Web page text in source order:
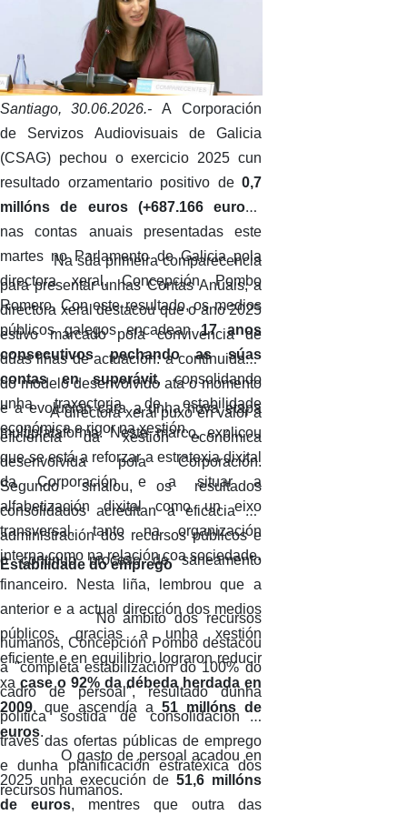
Santiago, 30.06.2026.- A Corporación
de Servizos Audiovisuais de Galicia
(CSAG) pechou o exercicio 2025 cun
resultado orzamentario positivo de 0,7
millóns de euros (+687.166 euros)
nas contas anuais presentadas este
martes no Parlamento de Galicia pola
directora xeral, Concepción Pombo
Romero. Con este resultado, os medios
públicos galegos encadean17 anos
consecutivos pechando as súas
contas en superávit, consolidando
unha traxectoria de estabilidade
económica e rigor na xestión.
Na súa primeira comparecencia
para presentar unhas Contas Anuais, a
directora xeral destacou que o ano 2025
estivo marcado pola convivencia de
dúas liñas de actuación: a continuidade
do modelo desenvolvido ata o momento
e a evolución cara a unha nova etapa
multiplataforma. Neste marco, explicou
que se está a reforzar a estratexiadixital
da Corporación e a situar a
alfabetización dixital como un eixo
transversal, tanto na organización
interna como na relación coa sociedade.
A directora xeral puxo en valor a
eficiencia da xestión económica
desenvolvida pola Corporación.
Segundo sinalou, os resultados
consolidados acreditan a eficacia da
administración dos recursos públicos e
o continuo proceso de saneamento
financeiro. Nesta liña, lembrou que a
anterior e a actual dirección dos medios
públicos, gracias a unha xestión
eficiente e en equilibrio, lograron reducir
xa case o 92% da débeda herdada en
2009, que ascendía a 51 millóns de
euros.
Estabilidade do emprego
No ámbito dos recursos
humanos, Concepción Pombo destacou
a "completa estabilización do100% do
cadro de persoal", resultado dunha
política sostida de consolidación a
través das ofertas públicas de emprego
e dunha planificación estratéxica dos
recursos humanos.
O gasto de persoal acadou en
2025 unha execución de 51,6 millóns
de euros, mentres que outra das